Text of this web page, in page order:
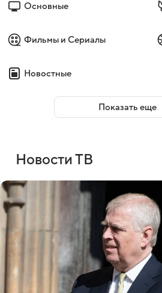
Основные
Фильмы и Сериалы
Новостные
Показать еще
Новости ТВ